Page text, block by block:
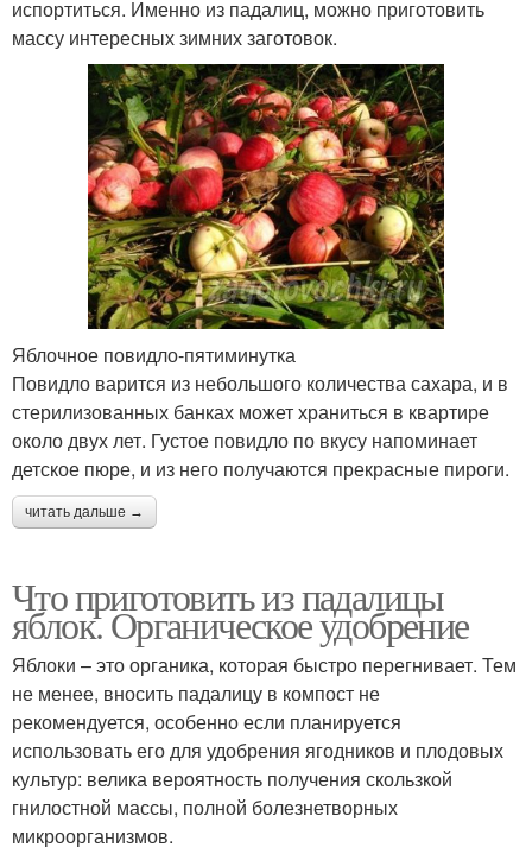
испортиться. Именно из падалиц, можно приготовить
массу интересных зимних заготовок.
Яблочное повидло-пятиминутка
Повидло варится из небольшого количества сахара, и в
стерилизованных банках может храниться в квартире
около двух лет. Густое повидло по вкусу напоминает
детское пюре, и из него получаются прекрасные пироги.
читать дальше →
Что приготовить из падалицы
яблок. Органическое удобрение
Яблоки – это органика, которая быстро перегнивает. Тем
не менее, вносить падалицу в компост не
рекомендуется, особенно если планируется
использовать его для удобрения ягодников и плодовых
культур: велика вероятность получения скользкой
гнилостной массы, полной болезнетворных
микроорганизмов.